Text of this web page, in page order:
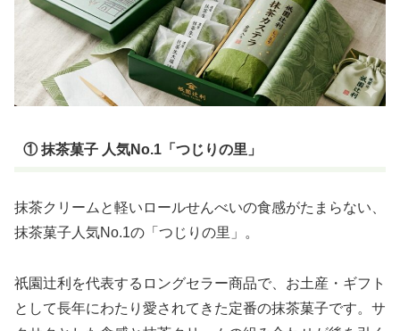
① 抹茶菓子 人気No.1「つじりの里」
抹茶クリームと軽いロールせんべいの食感がたまらない、
抹茶菓子人気No.1の「つじりの里」。
祇園辻利を代表するロングセラー商品で、お土産・ギフト
として長年にわたり愛されてきた定番の抹茶菓子です。サ